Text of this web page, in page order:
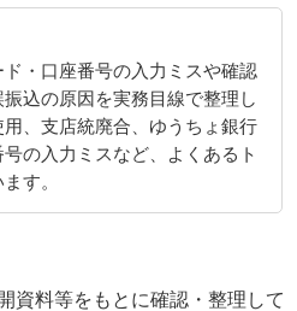
・口座番号の入力ミスや確認
込の原因を実務目線で整理し
、支店統廃合、ゆうちょ銀行
の入力ミスなど、よくあるト
す。
資料等をもとに確認・整理して